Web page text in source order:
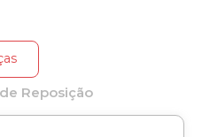
Reposição